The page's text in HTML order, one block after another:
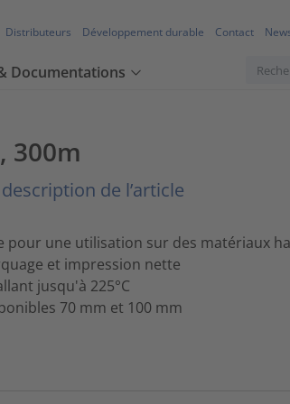
Distributeurs Développement durable Contact
Documentations
300m
de l’article
pour une utilisation sur des matériaux
et impression nette
jusqu'à 225°C
70 mm et 100 mm